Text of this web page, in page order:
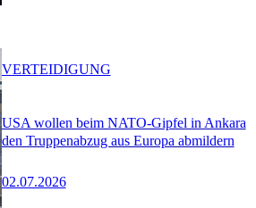
USA wollen beim NATO-Gipfel in Ankara
den Truppenabzug aus Europa abmildern
02.07.2026
VERTEIDIGUNG